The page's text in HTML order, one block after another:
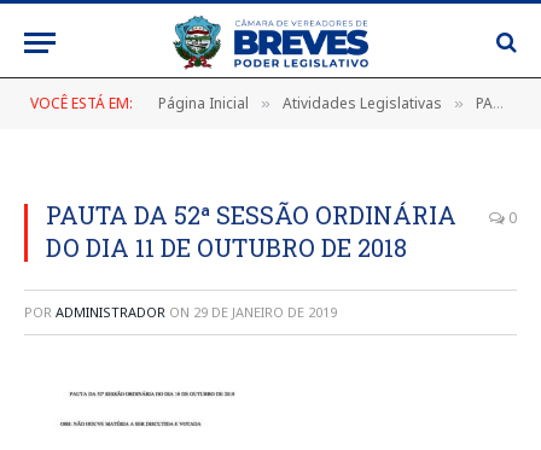
VOCÊ ESTÁ EM: Página Inicial » Atividades Legislativas » PAUTA DA 52ª SESSÃO ORDINÁRIA DO DIA 18 DE OUTUBRO DE 2018
PAUTA DA 52ª SESSÃO ORDINÁRIA
DO DIA 11 DE OUTUBRO DE 2018
0
POR ADMINISTRADOR ON 29 DE JANEIRO DE 2019